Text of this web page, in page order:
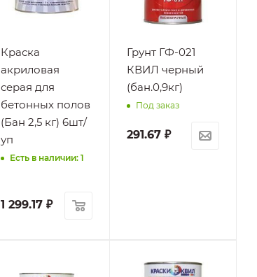
Краска
акриловая
серая для
бетонных полов
(Бан 2,5 кг) 6шт/
уп
Есть в наличии: 1
1 299.17₽
Грунт ГФ-021
КВИЛ черный
(бан.0,9кг)
Под заказ
291.67 ₽